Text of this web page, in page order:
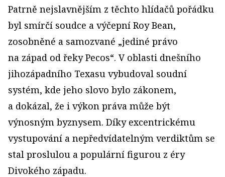
Patrně nejslavnějším z těchto hlídačů pořádku
byl smírčí soudce a výčepní Roy Bean,
zosobněné a samozvané „jediné právo
na západ od řeky Pecos“. V oblasti dnešního
jihozápadního Texasu vybudoval soudní
systém, kde jeho slovo bylo zákonem,
a dokázal, že i výkon práva může být
výnosným byznysem. Díky excentrickému
vystupování a nepředvídatelným verdiktům se
stal proslulou a populární figurou z éry
Divokého západu.